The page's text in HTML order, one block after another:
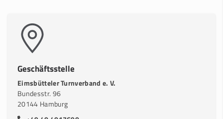
Geschäftsstelle
Eimsbütteler Turnverband e. V.
Bundesstr. 96
20144 Hamburg